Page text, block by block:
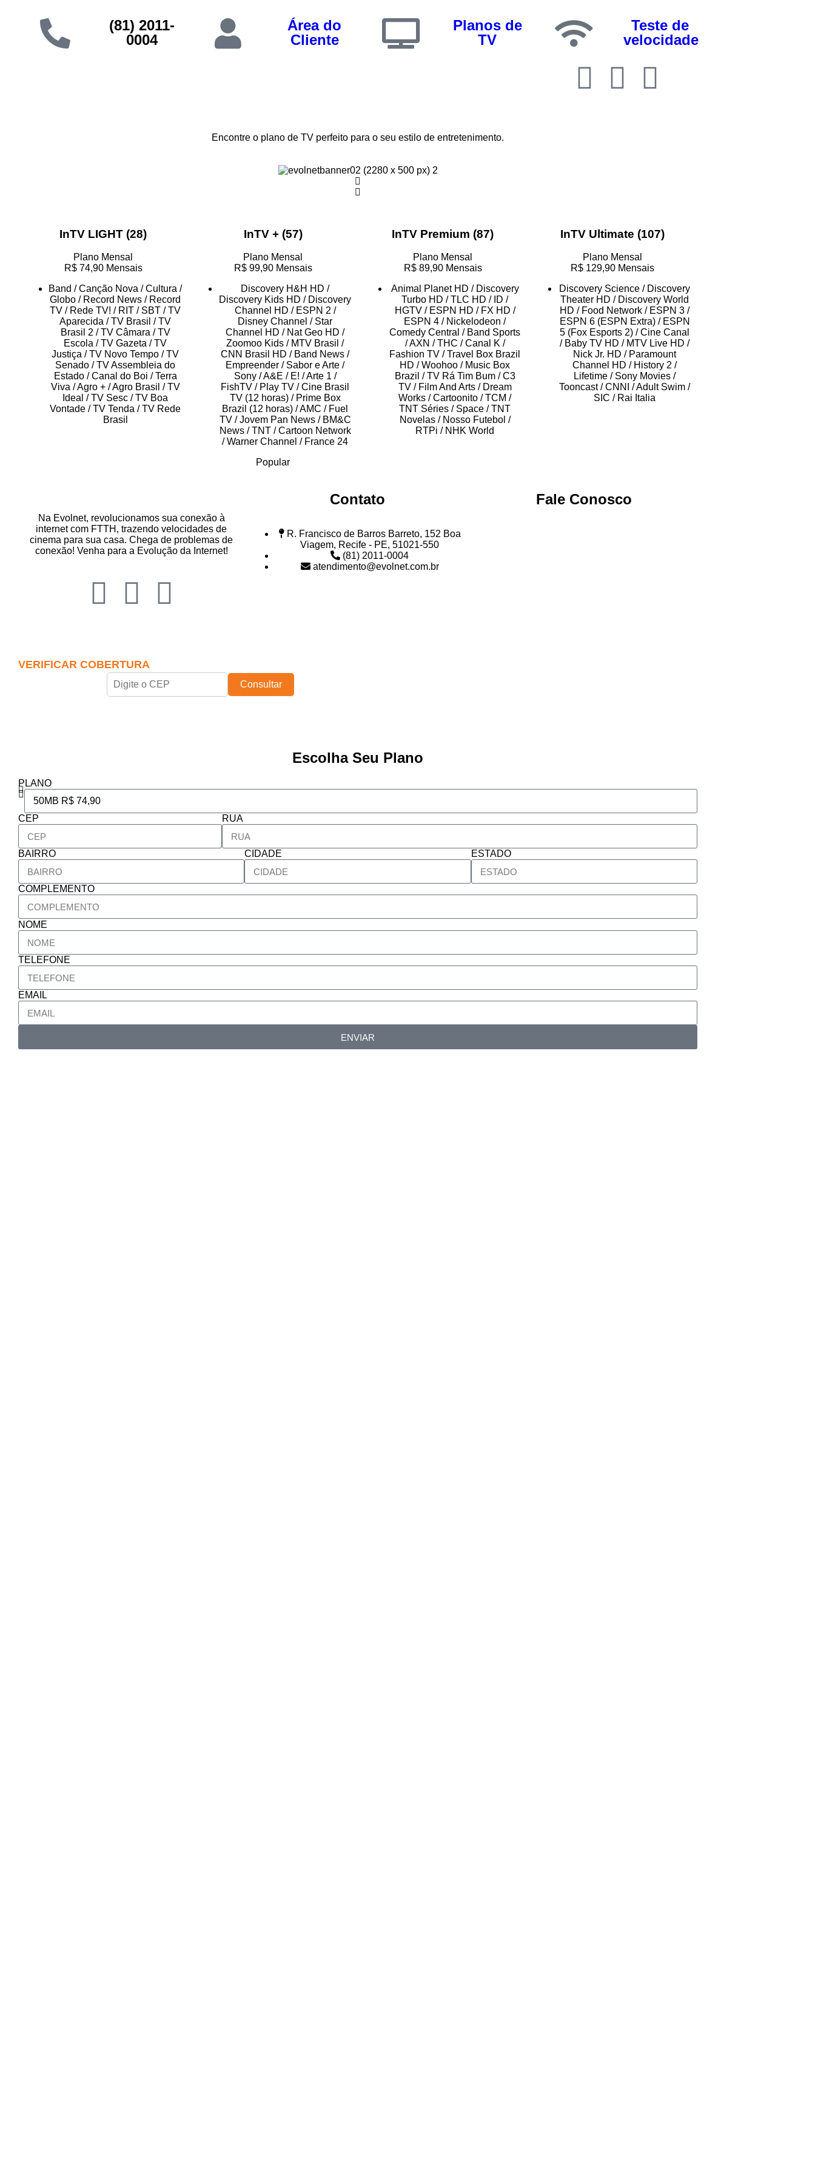
(81) 2011-
0004
Área do
Cliente
Planos de
TV
Teste de
velocidade
Encontre o plano de TV perfeito para o seu estilo de entretenimento.
InTV LIGHT (28)
Plano Mensal
R$ 74,90 Mensais
Band / Canção Nova / Cultura /
Globo / Record News / Record
TV / Rede TV! / RIT / SBT / TV
Aparecida / TV Brasil / TV
Brasil 2 / TV Câmara / TV
Escola / TV Gazeta / TV
Justiça / TV Novo Tempo / TV
Senado / TV Assembleia do
Estado / Canal do Boi / Terra
Viva / Agro + / Agro Brasil / TV
Ideal / TV Sesc / TV Boa
Vontade / TV Tenda / TV Rede
Brasil
InTV + (57)
Plano Mensal
R$ 99,90 Mensais
Discovery H&H HD /
Discovery Kids HD / Discovery
Channel HD / ESPN 2 /
Disney Channel / Star
Channel HD / Nat Geo HD /
Zoomoo Kids / MTV Brasil /
CNN Brasil HD / Band News /
Empreender / Sabor e Arte /
Sony / A&E / E! / Arte 1 /
FishTV / Play TV / Cine Brasil
TV (12 horas) / Prime Box
Brazil (12 horas) / AMC / Fuel
TV / Jovem Pan News / BM&C
News / TNT / Cartoon Network
/ Warner Channel / France 24
Popular
InTV Premium (87)
Plano Mensal
R$ 89,90 Mensais
Animal Planet HD / Discovery
Turbo HD / TLC HD / ID /
HGTV / ESPN HD / FX HD /
ESPN 4 / Nickelodeon /
Comedy Central / Band Sports
/ AXN / THC / Canal K /
Fashion TV / Travel Box Brazil
HD / Woohoo / Music Box
Brazil / TV Rá Tim Bum / C3
TV / Film And Arts / Dream
Works / Cartoonito / TCM /
TNT Séries / Space / TNT
Novelas / Nosso Futebol /
RTPi / NHK World
InTV Ultimate (107)
Plano Mensal
R$ 129,90 Mensais
Discovery Science / Discovery
Theater HD / Discovery World
HD / Food Network / ESPN 3 /
ESPN 6 (ESPN Extra) / ESPN
5 (Fox Esports 2) / Cine Canal
/ Baby TV HD / MTV Live HD /
Nick Jr. HD / Paramount
Channel HD / History 2 /
Lifetime / Sony Movies /
Tooncast / CNNI / Adult Swim /
SIC / Rai Italia
Na Evolnet, revolucionamos sua conexão à
internet com FTTH, trazendo velocidades de
cinema para sua casa. Chega de problemas de
conexão! Venha para a Evolução da Internet!
Contato
R. Francisco de Barros Barreto, 152 Boa
Viagem, Recife - PE, 51021-550
(81) 2011-0004​
atendimento@evolnet.com.br
Fale Conosco
VERIFICAR COBERTURA
Consultar
Escolha Seu Plano
PLANO
CEP RUA
BAIRRO CIDADE ESTADO
COMPLEMENTO
NOME
TELEFONE
EMAIL
ENVIAR